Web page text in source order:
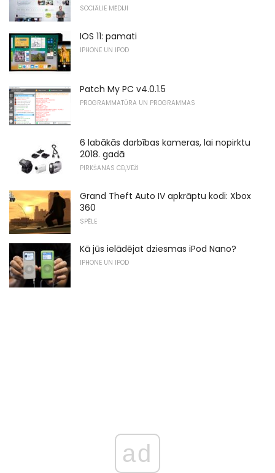
SOCIĀLIE MĒDIJI
IOS 11: pamati
IPHONE UN IPOD
Patch My PC v4.0.1.5
PROGRAMMATŪRA UN PROGRAMMAS
6 labākās darbības kameras, lai nopirktu
2018. gadā
PIRKŠANAS CEĻVEŽI
Grand Theft Auto IV apkrāptu kodi: Xbox
360
SPĒLE
Kā jūs ielādējat dziesmas iPod Nano?
IPHONE UN IPOD
ad